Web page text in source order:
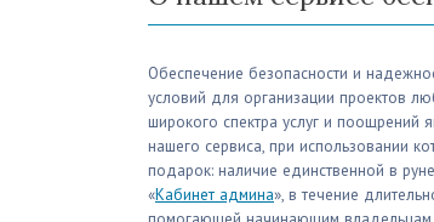
Обеспечение безопасности и
условий для организации проектов
широкого спектра услуг и поощрений
нашего сервиса, при использовании
подарок: наличие единственной в
«Кабинет админа», в течение